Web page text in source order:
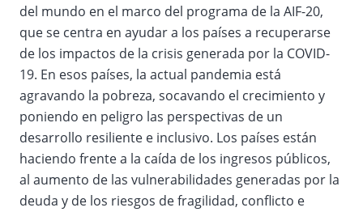
del mundo en el marco del programa de la AIF-20,
que se centra en ayudar a los países a recuperarse
de los impactos de la crisis generada por la COVID-
19. En esos países, la actual pandemia está
agravando la pobreza, socavando el crecimiento y
poniendo en peligro las perspectivas de un
desarrollo resiliente e inclusivo. Los países están
haciendo frente a la caída de los ingresos públicos,
al aumento de las vulnerabilidades generadas por la
deuda y de los riesgos de fragilidad, conflicto e